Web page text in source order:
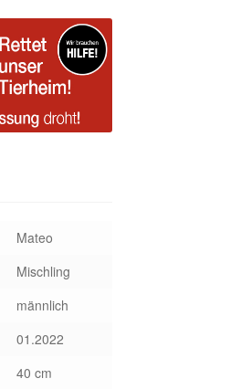
Mateo
Mischling
männlich
01.2022
40 cm